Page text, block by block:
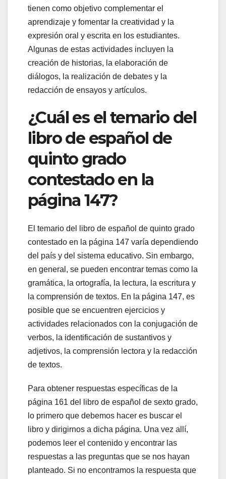
tienen como objetivo complementar el
aprendizaje y fomentar la creatividad y la
expresión oral y escrita en los estudiantes.
Algunas de estas actividades incluyen la
creación de historias, la elaboración de
diálogos, la realización de debates y la
redacción de ensayos y artículos.
¿Cuál es el temario del
libro de español de
quinto grado
contestado en la
página 147?
El temario del libro de español de quinto grado
contestado en la página 147 varía dependiendo
del país y del sistema educativo. Sin embargo,
en general, se pueden encontrar temas como la
gramática, la ortografía, la lectura, la escritura y
la comprensión de textos. En la página 147, es
posible que se encuentren ejercicios y
actividades relacionados con la conjugación de
verbos, la identificación de sustantivos y
adjetivos, la comprensión lectora y la redacción
de textos.
Para obtener respuestas específicas de la
página 161 del libro de español de sexto grado,
lo primero que debemos hacer es buscar el
libro y dirigirnos a dicha página. Una vez allí,
podemos leer el contenido y encontrar las
respuestas a las preguntas que se nos hayan
planteado. Si no encontramos la respuesta que